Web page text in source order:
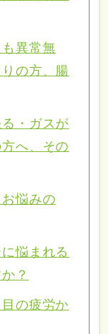
異常無
の方、腸
・ガスが
へ、その
悩みの
悩まれる
？
の疲労か